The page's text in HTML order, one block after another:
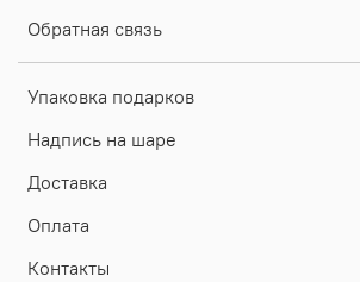
Обратная связь
Упаковка подарков
Надпись на шаре
Доставка
Оплата
Контакты